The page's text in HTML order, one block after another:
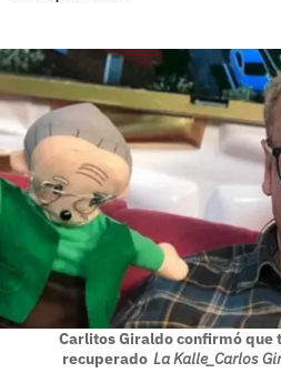
Carlitos Giraldo confirmó que
recuperado La Kalle_Carlos